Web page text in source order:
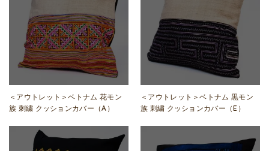
＜アウトレット＞ベトナム 花モン
族 刺繍 クッションカバー（A）
＜アウトレット＞ベトナム 黒モン
族 刺繍 クッションカバー（E）